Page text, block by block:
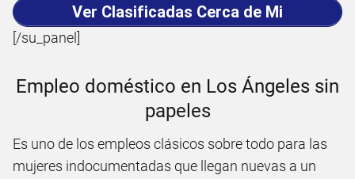
Ver Clasificadas Cerca de Mi
[/su_panel]
Empleo doméstico en Los Ángeles sin
papeles
Es uno de los empleos clásicos sobre todo para las
mujeres indocumentadas que llegan nuevas a un